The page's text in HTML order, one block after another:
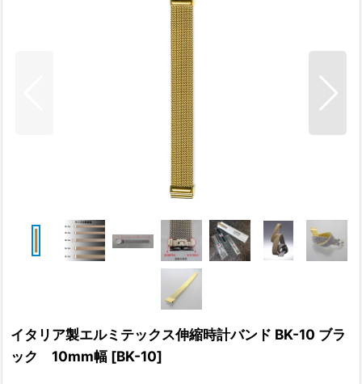
イタリア製エルミテックス伸縮時計バンド BK-10 ブラ
ック 10mm幅 [BK-10]